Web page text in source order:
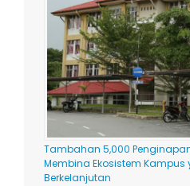
Tambahan 5,000
Membina Ekosistem
Berkelanjutan